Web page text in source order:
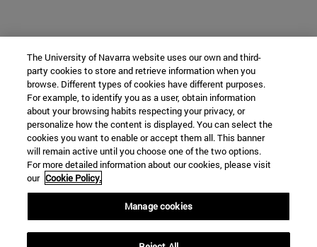
The University of Navarra website uses our own and third-
party cookies to store and retrieve information when you
browse. Different types of cookies have different purposes.
For example, to identify you as a user, obtain information
about your browsing habits respecting your privacy, or
personalize how the content is displayed. You can select the
cookies you want to enable or accept them all. This banner
will remain active until you choose one of the two options.
For more detailed information about our cookies, please visit
our Cookie Policy.
Manage cookies